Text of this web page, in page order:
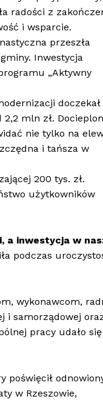
radości z
i wsparcie.
przeszła
Inwestycja
„Aktywny
doczekał
mln zł.
nie tylko na
i tańsza w
200 tys. zł.
użytkowników
a inwestycja w
podczas
wykonawcom,
i samorządowej
pracy udało się
w Rzeszowie,